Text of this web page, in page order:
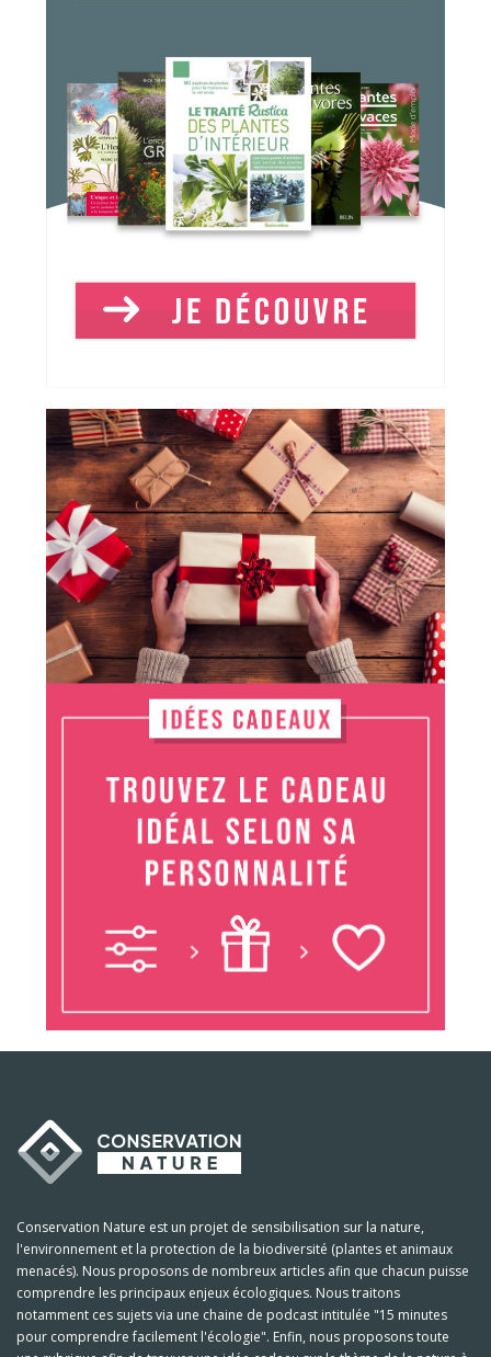
Conservation Nature est un projet de sensibilisation sur la nature,
l'environnement et la protection de la biodiversité (plantes et animaux
menacés). Nous proposons de nombreux articles afin que chacun puisse
comprendre les principaux enjeux écologiques. Nous traitons
notamment ces sujets via une chaine de podcast intitulée "15 minutes
pour comprendre facilement l'écologie". Enfin, nous proposons toute